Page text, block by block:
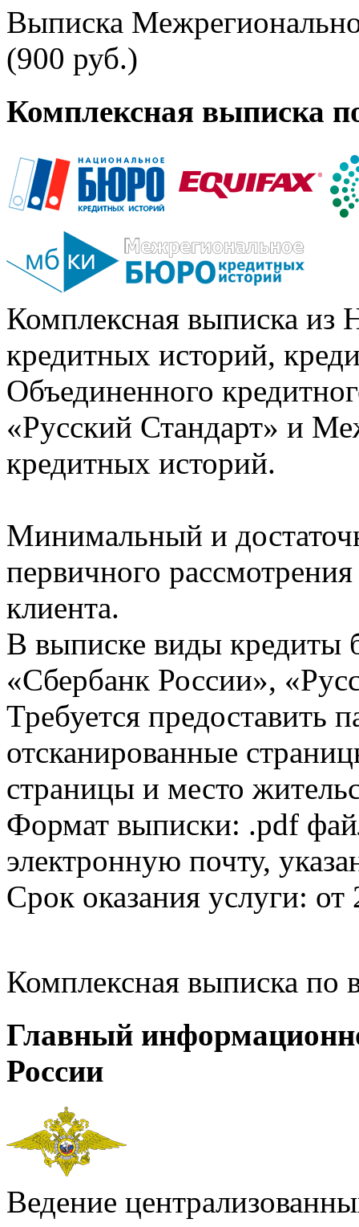
Выписка
(900 руб.)
Комплексная выписка
Комплексная выписка из
кредитных историй,
Объединенного
«Русский Стандарт» и
кредитных историй.
Минимальный и
первичного
клиента.
В выписке виды кредиты
«Сбербанк России»,
Требуется предоставить
отсканированные
страницы и место
Формат выписки: .pdf
электронную почту,
Срок оказания услуги: от
Комплексная выписка
Главный
России
Ведение